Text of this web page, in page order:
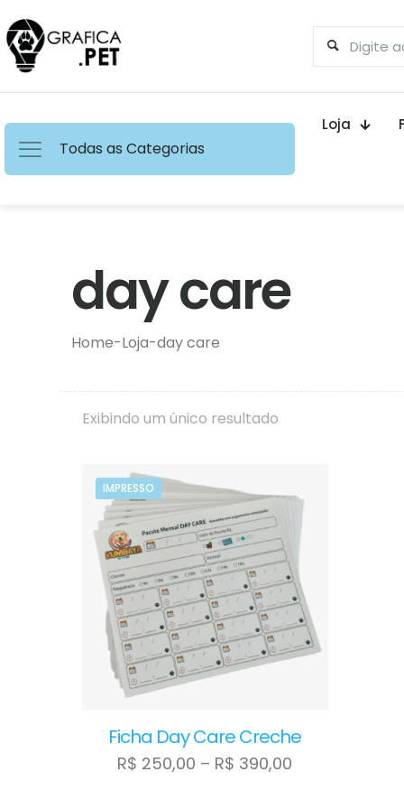
Todas as Categorias
Loja
day care
Home-Loja-day care
Exibindo um único resultado
IMPRESSO
Ficha Day Care Creche
R$ 250,00 – R$ 390,00